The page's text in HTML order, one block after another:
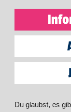
Du glaubst, es